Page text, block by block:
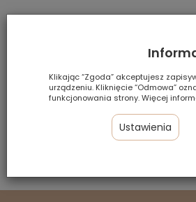
Klikając “Zgoda” akceptujesz
urządzeniu. Kliknięcie “Odmowa”
funkcjonowania strony. Więcej
Ustawienia